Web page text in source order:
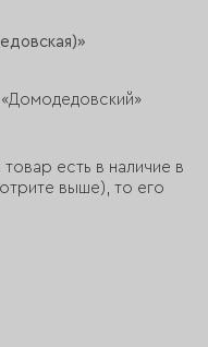
есть в наличие в
выше), то его